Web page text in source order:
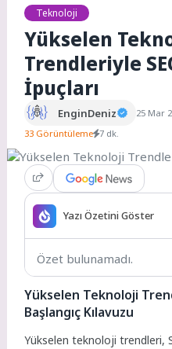
Teknoloji
Yükselen
Trendleriyle
İpuçları
EnginDeniz 25 Mar
33 Görüntüleme 7 dk.
Yazı Özetini Göster
Özet bulunamadı.
Yükselen Teknoloji
Başlangıç Kılavuzu
Yükselen teknoloji trendleri,